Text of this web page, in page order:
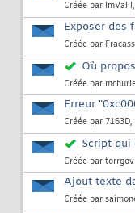
Créée par ImValll
Exposer des
Créée par
Où
Créée par
Erreur
Créée par 7163D,
Script qui
Créée par
Ajout texte
Créée par